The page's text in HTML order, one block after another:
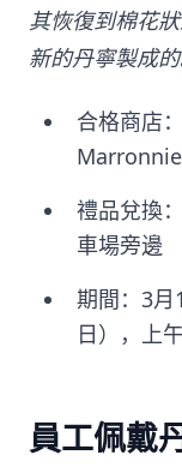
其恢復到棉花
新的丹寧製成的
合格商店
禮品兌換
車場旁邊
期間：3月
日），上
員工佩戴